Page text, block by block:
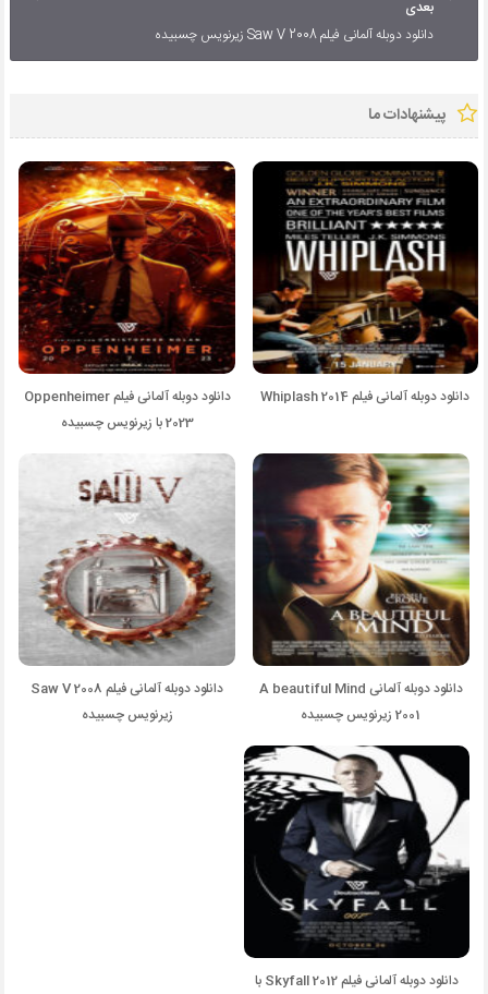
بعدی
دانلود دوبله آلمانی فیلم Saw V 2008 زیرنویس چسبیده
پیشنهادات ما
دانلود دوبله آلمانی فیلم Whiplash 2014
دانلود دوبله آلمانی فیلم Oppenheimer
2023 با زیرنویس چسبیده
دانلود دوبله آلمانی A beautiful Mind
2001 زیرنویس چسبیده
دانلود دوبله آلمانی فیلم Saw V 2008
زیرنویس چسبیده
دانلود دوبله آلمانی فیلم Skyfall 2012 با